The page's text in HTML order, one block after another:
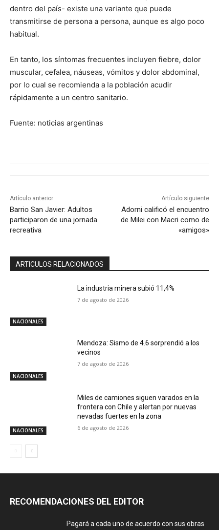
dentro del país- existe una variante que puede
transmitirse de persona a persona, aunque es algo poco
habitual.
En tanto, los síntomas frecuentes incluyen fiebre, dolor
muscular, cefalea, náuseas, vómitos y dolor abdominal,
por lo cual se recomienda a la población acudir
rápidamente a un centro sanitario.
Fuente: noticias argentinas
Artículo anterior
Barrio San Javier: Adultos
participaron de una jornada
recreativa
Artículo siguiente
Adorni calificó el encuentro
de Milei con Macri como de
«amigos»
ARTICULOS RELACIONADOS
NACIONALES
La industria minera subió 11,4%
7 de agosto de 2026
NACIONALES
Mendoza: Sismo de 4.6 sorprendió a los
vecinos
7 de agosto de 2026
NACIONALES
Miles de camiones siguen varados en la
frontera con Chile y alertan por nuevas
nevadas fuertes en la zona
6 de agosto de 2026
RECOMENDACIONES DEL EDITOR
Pagará a cada uno de acuerdo con sus obras